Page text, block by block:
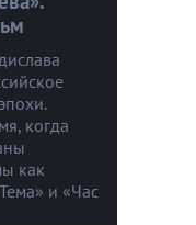
когда
как
и «Час